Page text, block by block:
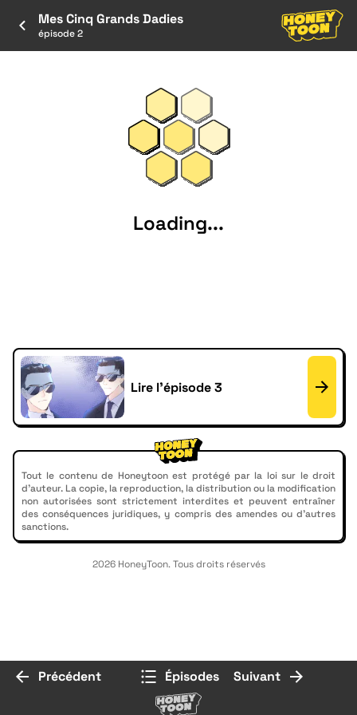
Mes Cinq Grands Dadies
épisode 2
Loading...
Lire l'épisode 3
Tout le contenu de Honeytoon est protégé par la loi sur le droit
d'auteur. La copie, la reproduction, la distribution ou la modification
non autorisées sont strictement interdites et peuvent entraîner
des conséquences juridiques, y compris des amendes ou d'autres
sanctions.
2026 HoneyToon. Tous droits réservés
Précédent Épisodes Suivant